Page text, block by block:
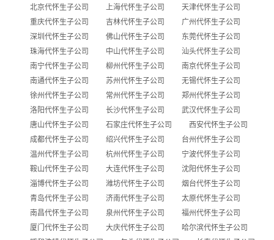
北京代怀生子公司 上海代怀生子公司
天津代怀生子公司
重庆代怀生子公司
吉林代怀生子公司
广州代怀生子公司
深圳代怀生子公司
佛山代怀生子公司
东莞代怀生子公司
珠海代怀生子公司
中山代怀生子公司
汕头代怀生子公司
南宁代怀生子公司
柳州代怀生子公司
南京代怀生子公司
南通代怀生子公司
苏州代怀生子公司
无锡代怀生子公司
徐州代怀生子公司
常州代怀生子公司
郑州代怀生子公司
洛阳代怀生子公司
长沙代怀生子公司
武汉代怀生子公司
唐山代怀生子公司
石家庄代怀生子公司
西安代怀生子公司
成都代怀生子公司
绍兴代怀生子公司
台州代怀生子公司
温州代怀生子公司
杭州代怀生子公司
宁波代怀生子公司
鞍山代怀生子公司
大连代怀生子公司
沈阳代怀生子公司
淄博代怀生子公司
潍坊代怀生子公司
烟台代怀生子公司
青岛代怀生子公司
济南代怀生子公司
太原代怀生子公司
南昌代怀生子公司
泉州代怀生子公司
福州代怀生子公司
厦门代怀生子公司
大庆代怀生子公司
哈尔滨代怀生子公司